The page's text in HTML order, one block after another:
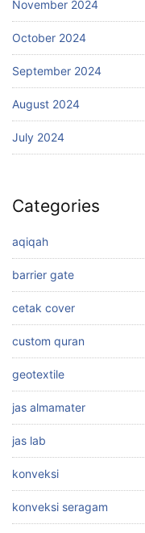
November 2024
October 2024
September 2024
August 2024
July 2024
Categories
aqiqah
barrier gate
cetak cover
custom quran
geotextile
jas almamater
jas lab
konveksi
konveksi seragam